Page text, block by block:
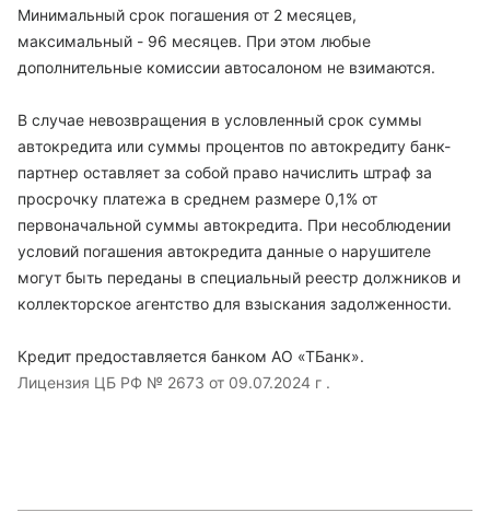
Минимальный срок погашения от 2 месяцев,
максимальный - 96 месяцев. При этом любые
дополнительные комиссии автосалоном не взимаются.
В случае невозвращения в условленный срок суммы
автокредита или суммы процентов по автокредиту банк-
партнер оставляет за собой право начислить штраф за
просрочку платежа в среднем размере 0,1% от
первоначальной суммы автокредита. При несоблюдении
условий погашения автокредита данные о нарушителе
могут быть переданы в специальный реестр должников и
коллекторское агентство для взыскания задолженности.
Кредит предоставляется банком АО «ТБанк».
Лицензия ЦБ РФ № 2673 от 09.07.2024 г .